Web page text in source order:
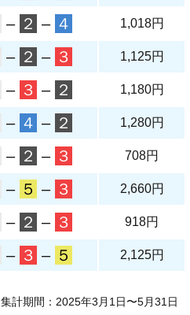
– ２ – ４ 1,018円
– ２ – ３ 1,125円
– ３ – ２ 1,180円
– ４ – ２ 1,280円
– ２ – ３ 708円
– ５ – ３ 2,660円
– ２ – ３ 918円
– ３ – ５ 2,125円
集計期間：2025年3月1日〜5月31日